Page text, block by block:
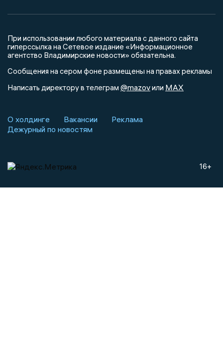
При использовании любого материала с данного сайта
гиперссылка на Сетевое издание «Информационное
агентство Владимирские новости» обязательна.
Сообщения на сером фоне размещены на правах рекламы
Написать директору в телеграм @mazovили MAX
О холдинге Вакансии
Реклама
Дежурный по новостям
16+